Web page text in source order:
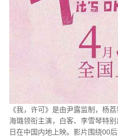
《我，许可》是由尹露监制，杨
海璐领衔主演，白客、李雪琴特
日在中国内地上映。影片围绕00